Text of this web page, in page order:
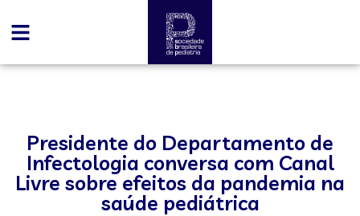
Presidente do Departamento de
Infectologia conversa com Canal
Livre sobre efeitos da pandemia na
saúde pediátrica